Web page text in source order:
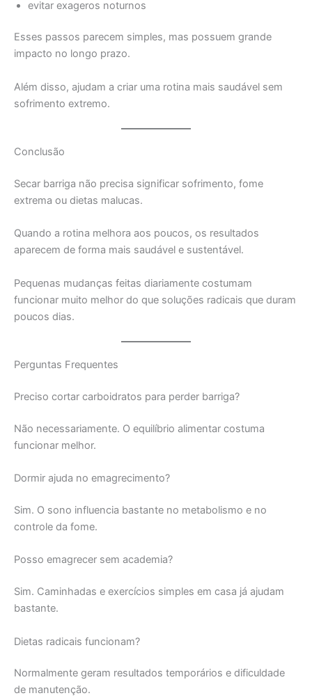
evitar exageros noturnos
Esses passos parecem simples, mas possuem grande
impacto no longo prazo.
Além disso, ajudam a criar uma rotina mais saudável sem
sofrimento extremo.
Conclusão
Secar barriga não precisa significar sofrimento, fome
extrema ou dietas malucas.
Quando a rotina melhora aos poucos, os resultados
aparecem de forma mais saudável e sustentável.
Pequenas mudanças feitas diariamente costumam
funcionar muito melhor do que soluções radicais que duram
poucos dias.
Perguntas Frequentes
Preciso cortar carboidratos para perder barriga?
Não necessariamente. O equilíbrio alimentar costuma
funcionar melhor.
Dormir ajuda no emagrecimento?
Sim. O sono influencia bastante no metabolismo e no
controle da fome.
Posso emagrecer sem academia?
Sim. Caminhadas e exercícios simples em casa já ajudam
bastante.
Dietas radicais funcionam?
Normalmente geram resultados temporários e dificuldade
de manutenção.